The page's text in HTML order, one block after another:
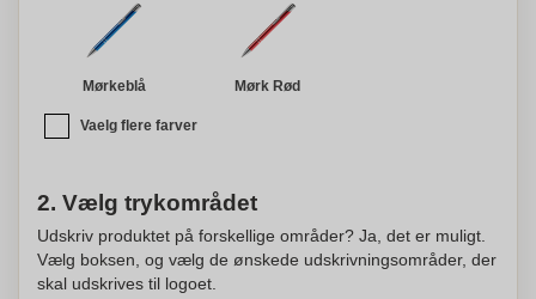
Mørkeblå Mørk Rød
Vaelg flere farver
2. Vælg trykområdet
Udskriv produktet på forskellige områder? Ja, det er muligt.
Vælg boksen, og vælg de ønskede udskrivningsområder, der
skal udskrives til logoet.